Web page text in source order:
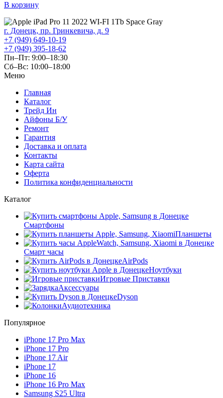
В корзину
г. Донецк, пр. Гринкевича, д. 9
+7 (949) 649-10-19
+7 (949) 395-18-62
Пн–Пт: 9:00–18:30
Сб–Вс: 10:00–18:00
Меню
Главная
Каталог
Трейд Ин
Айфоны Б/У
Ремонт
Гарантия
Доставка и оплата
Контакты
Карта сайта
Оферта
Политика конфиденциальности
Каталог
Смартфоны
Планшеты
Смарт часы
AirPods
Ноутбуки
Игровые Приставки
Аксессуары
Dyson
Аудиотехника
Популярное
iPhone 17 Pro Max
iPhone 17 Pro
iPhone 17 Air
iPhone 17
iPhone 16
iPhone 16 Pro Max
Samsung S25 Ultra